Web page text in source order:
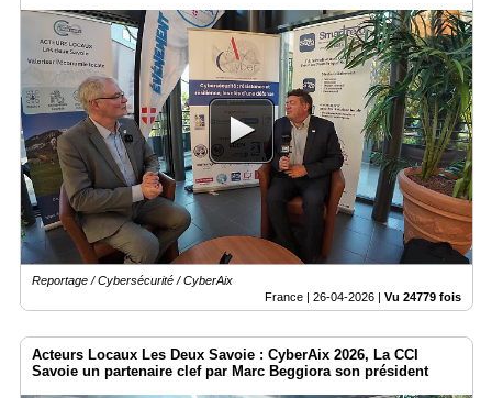
Reportage / Cybersécurité / CyberAix
France | 26-04-2026 | Vu 24779 fois
Acteurs Locaux Les Deux Savoie : CyberAix 2026, La CCI
Savoie un partenaire clef par Marc Beggiora son président